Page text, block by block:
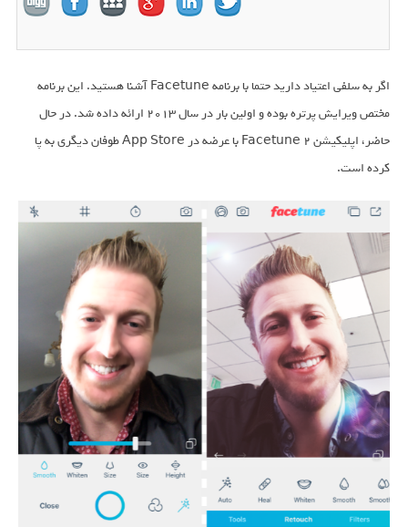
اگر به سلفی اعتیاد دارید حتما با برنامه Facetune آشنا هستید. این برنامه
مختص ویرایش پرتره بوده و اولین بار در سال ۲۰۱۳ ارائه داده شد. در حال
حاضر، اپلیکیشن Facetune 2 با عرضه در App Store طوفان دیگری به پا
کرده است.